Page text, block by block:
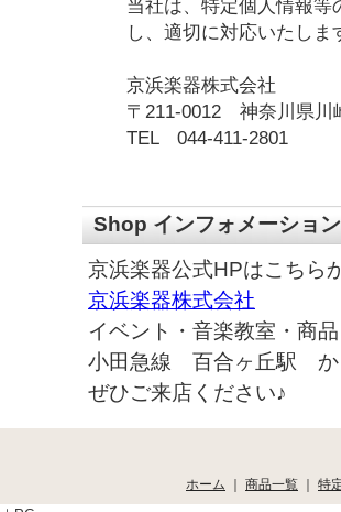
当社は、特定個人情報等
し、適切に対応いたしま
京浜楽器株式会社
〒211-0012 神奈川県川
TEL 044-411-2801
Shop インフォメーション
京浜楽器公式HPはこちら
京浜楽器株式会社
イベント・音楽教室・商
小田急線 百合ヶ丘駅 か
ぜひご来店ください♪
ホーム ｜ 商品一覧 ｜ 特